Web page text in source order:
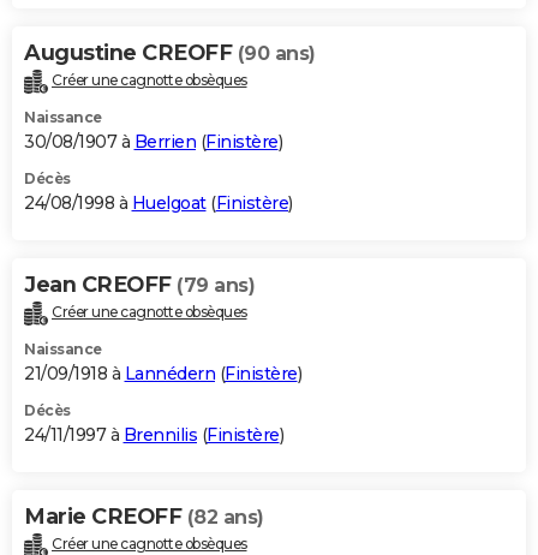
Augustine CREOFF (90 ans)
Créer une cagnotte obsèques
Naissance
30/08/1907 à Berrien (Finistère)
Décès
24/08/1998 à Huelgoat(Finistère)
Jean CREOFF (79 ans)
Créer une cagnotte obsèques
Naissance
21/09/1918 à Lannédern (Finistère)
Décès
24/11/1997 à Brennilis (Finistère)
Marie CREOFF (82 ans)
Créer une cagnotte obsèques